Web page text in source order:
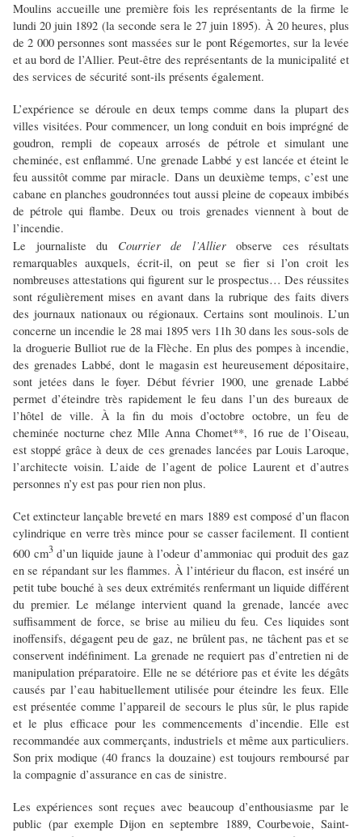
Moulins accueille une première fois les représentants de la firme le
lundi 20 juin 1892 (la seconde sera le 27 juin 1895). À 20 heures, plus
de 2 000 personnes sont massées sur le pont Régemortes, sur la levée
et au bord de l’Allier. Peut-être des représentants de la municipalité et
des services de sécurité sont-ils présents également.
L’expérience se déroule en deux temps comme dans la plupart des
villes visitées. Pour commencer, un long conduit en bois imprégné de
goudron, rempli de copeaux arrosés de pétrole et simulant une
cheminée, est enflammé. Une grenade Labbé y est lancée et éteint le
feu aussitôt comme par miracle. Dans un deuxième temps, c’est une
cabane en planches goudronnées tout aussi pleine de copeaux imbibés
de pétrole qui flambe. Deux ou trois grenades viennent à bout de
l’incendie.
Le journaliste du Courrier de l’Allierobserve ces résultats
remarquables auxquels, écrit-il, on peut se fier si l’on croit les
nombreuses attestations qui figurent sur le prospectus… Des réussites
sont régulièrement mises en avant dans la rubrique des faits divers
des journaux nationaux ou régionaux. Certains sont moulinois. L’un
concerne un incendie le 28 mai 1895 vers 11h 30 dans les sous-sols de
la droguerie Bulliot rue de la Flèche. En plus des pompes à incendie,
des grenades Labbé, dont le magasin est heureusement dépositaire,
sont jetées dans le foyer. Début février 1900, une grenade Labbé
permet d’éteindre très rapidement le feu dans l’un des bureaux de
l’hôtel de ville. À la fin du mois d’octobre octobre, un feu de
cheminée nocturne chez Mlle Anna Chomet**, 16 rue de l’Oiseau,
est stoppé grâce à deux de ces grenades lancées par Louis Laroque,
l’architecte voisin. L’aide de l’agent de police Laurent et d’autres
personnes n’y est pas pour rien non plus.
Cet extincteur lançable breveté en mars 1889 est composé d’un flacon
cylindrique en verre très mince pour se casser facilement. Il contient
600 cm3d’un liquide jaune à l’odeur d’ammoniac qui produit des gaz
en se répandant sur les flammes. À l’intérieur du flacon, est inséré un
petit tube bouché à ses deux extrémités renfermant un liquide différent
du premier. Le mélange intervient quand la grenade, lancée avec
suffisamment de force, se brise au milieu du feu. Ces liquides sont
inoffensifs, dégagent peu de gaz, ne brûlent pas, ne tâchent pas et se
conservent indéfiniment. La grenade ne requiert pas d’entretien ni de
manipulation préparatoire. Elle ne se détériore pas et évite les dégâts
causés par l’eau habituellement utilisée pour éteindre les feux. Elle
est présentée comme l’appareil de secours le plus sûr, le plus rapide
et le plus efficace pour les commencements d’incendie. Elle est
recommandée aux commerçants, industriels et même aux particuliers.
Son prix modique (40 francs la douzaine) est toujours remboursé par
la compagnie d’assurance en cas de sinistre.
Les expériences sont reçues avec beaucoup d’enthousiasme par le
public (par exemple Dijon en septembre 1889, Courbevoie, Saint-